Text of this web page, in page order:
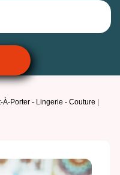
À-Porter - Lingerie - Couture